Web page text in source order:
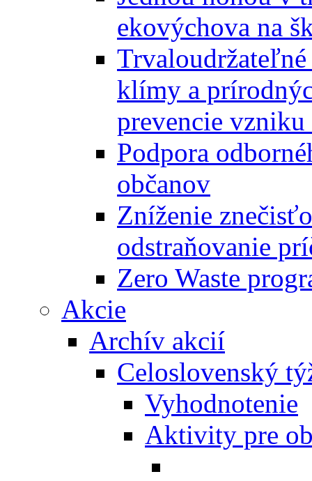
ekovýchova na
klímy a
prevencie vzniku
Podpora
občanov
Zníženie
odstraňovanie
Zero Waste
Akcie
Archív akcií
Celoslovenský
Vyhodnotenie
Aktivity pre